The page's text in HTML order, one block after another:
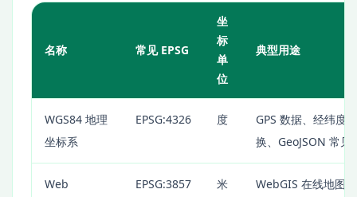
名称 常见 EPSG
坐
标
单
位
典型用途
WGS84 地理
坐标系
EPSG:4326 度
GPS 数据、经纬度
换、GeoJSON 常见
Web
EPSG:3857 米
WebGIS 在线地图